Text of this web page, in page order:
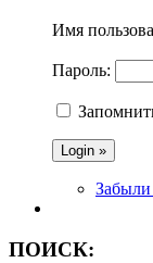
Имя
Пароль:
Забыли
ПОИСК: